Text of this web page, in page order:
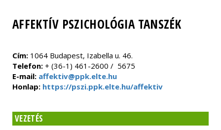
AFFEKTÍV PSZICHOLÓGIA TANSZÉK
Cím: 1064 Budapest, Izabella u. 46.
Telefon: + (36-1) 461-2600 / 5675
E-mail: affektiv@ppk.elte.hu
Honlap: https://pszi.ppk.elte.hu/affektiv
VEZETÉS